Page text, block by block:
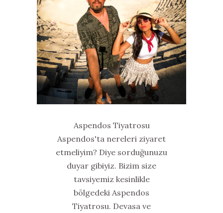
Aspendos Tiyatrosu
Aspendos'ta nereleri ziyaret
etmeliyim? Diye sorduğunuzu
duyar gibiyiz. Bizim size
tavsiyemiz kesinlikle
bölgedeki Aspendos
Tiyatrosu. Devasa ve